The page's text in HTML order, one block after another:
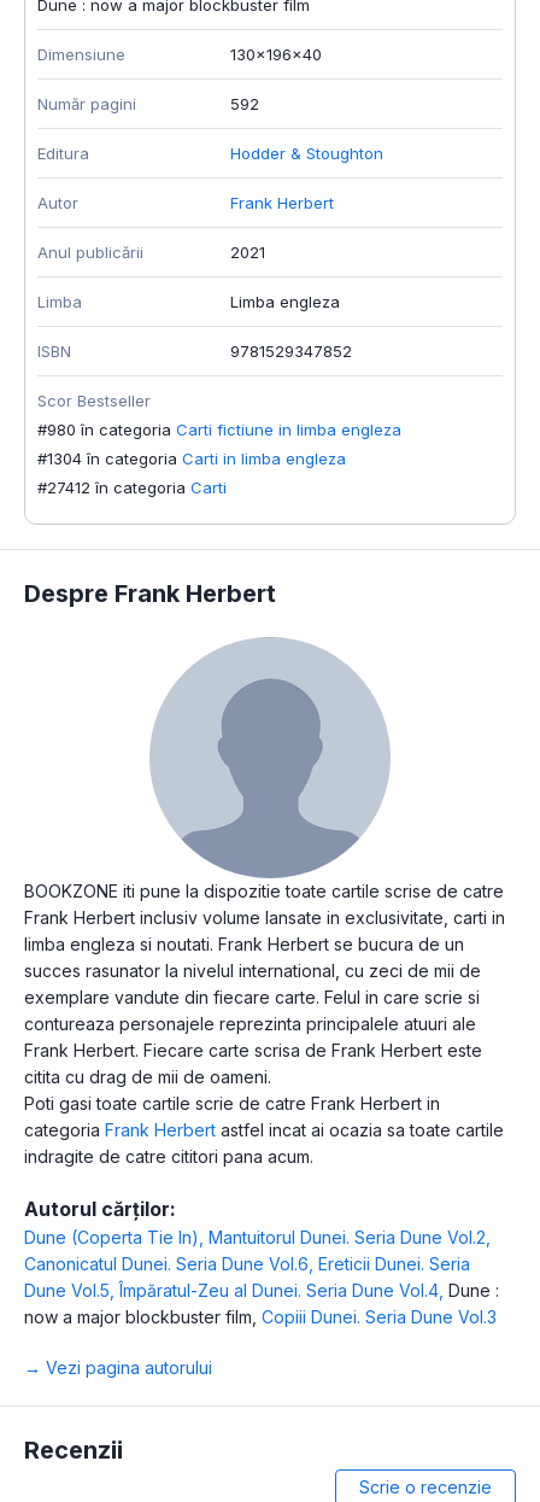
Dune : now a major blockbuster film
Dimensiune 130x196x40
Număr pagini 592
Editura Hodder & Stoughton
Autor Frank Herbert
Anul publicării 2021
Limba Limba engleza
ISBN 9781529347852
Scor Bestseller
#980 în categoria Carti fictiune in limba engleza
#1304 în categoria Carti in limba engleza
#27412 în categoria Carti
Despre Frank Herbert
BOOKZONE iti pune la dispozitie toate cartile scrise de catre
Frank Herbert inclusiv volume lansate in exclusivitate, carti in
limba engleza si noutati. Frank Herbert se bucura de un
succes rasunator la nivelul international, cu zeci de mii de
exemplare vandute din fiecare carte. Felul in care scrie si
contureaza personajele reprezinta principalele atuuri ale
Frank Herbert. Fiecare carte scrisa de Frank Herbert este
citita cu drag de mii de oameni.
Poti gasi toate cartile scrie de catre Frank Herbert in
categoria Frank Herbert astfel incat ai ocazia sa toate cartile
indragite de catre cititori pana acum.
Autorul cărților:
Dune (Coperta Tie In) Mantuitorul Dunei. Seria Dune Vol.2
Canonicatul Dunei. Seria Dune Vol.6 Ereticii Dunei. Seria
Dune Vol.5 ,Împăratul-Zeu al Dunei. Seria Dune Vol.4 Dune :
now a major blockbuster film Copiii Dunei. Seria Dune Vol.3
→ Vezi pagina autorului
Recenzii
Scrie o recenzie